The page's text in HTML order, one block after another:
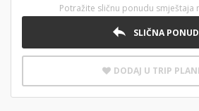
Potražite sličnu ponudu smještaja
SLIČNA
DODAJ U TRIP